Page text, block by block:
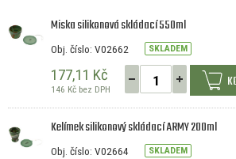
Miska silikonová skládací 550ml
Obj. číslo: V02662 SKLADEM
177,11 Kč
146 Kč bez DPH
Kelímek silikonový skládací ARMY 200ml
Obj. číslo: V02664 SKLADEM